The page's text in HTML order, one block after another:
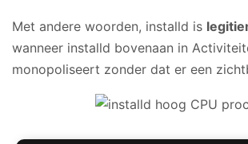
Met andere woorden, installd is
wanneer installd bovenaan in
monopoliseert zonder dat er een